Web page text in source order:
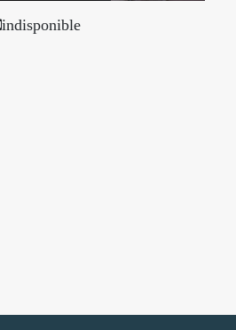
indisponible